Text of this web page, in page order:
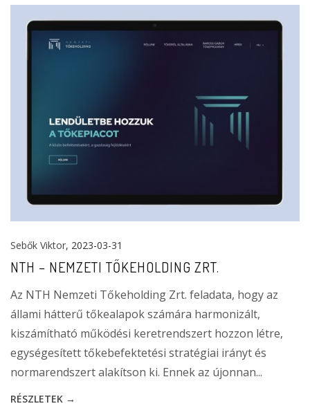
Sebők Viktor, 2023-03-31
NTH – NEMZETI TŐKEHOLDING ZRT.
Az NTH Nemzeti Tőkeholding Zrt. feladata, hogy az
állami hátterű tőkealapok számára harmonizált,
kiszámítható működési keretrendszert hozzon létre,
egységesített tőkebefektetési stratégiai irányt és
normarendszert alakítson ki. Ennek az újonnan...
RÉSZLETEK →